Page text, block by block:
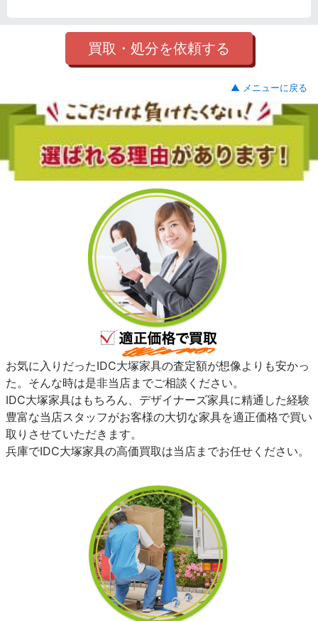
買取・処分を依頼する
▲ メニューに戻る
お気に入りだったIDC大塚家具の査定額が想像よりも安かっ
た。そんな時は是非当店までご相談ください。
IDC大塚家具はもちろん、デザイナーズ家具に精通した経験
豊富な当店スタッフがお客様の大切な家具を適正価格で買い
取りさせていただきます。
兵庫でIDC大塚家具の高価買取は当店までお任せください。